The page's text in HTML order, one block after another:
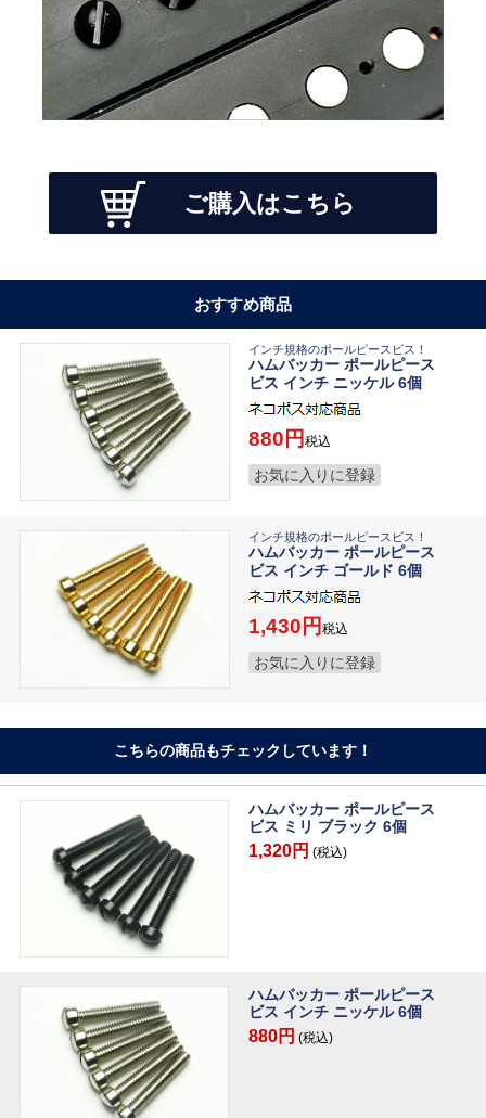
ご購入はこちら
おすすめ商品
インチ規格のポールピースビス！
ハムバッカー ポールピース
ビス インチ ニッケル 6個
880 税込
お気に入りに登録
インチ規格のポールピースビス！
ハムバッカー ポールピース
ビス インチ ゴールド 6個
1,430 税込
お気に入りに登録
こちらの商品もチェックしています！
ハムバッカー ポールピース
ビス ミリ ブラック 6個
1,320円 (税込)
ハムバッカー ポールピース
ビス インチ ニッケル 6個
880円 (税込)